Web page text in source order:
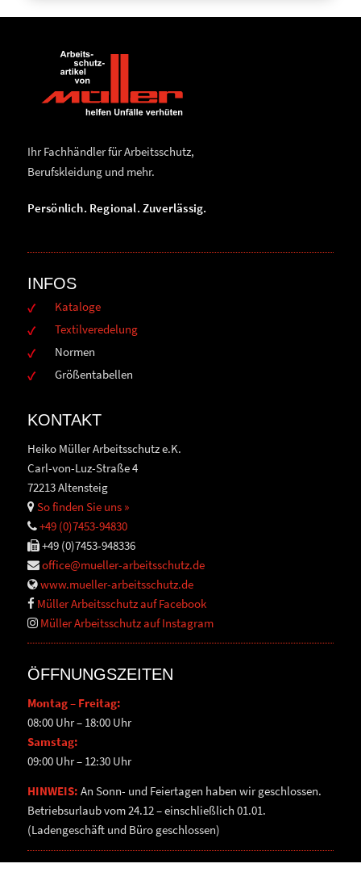
Ihr Fachhändler für Arbeitsschutz,
Berufskleidung und mehr.
Persönlich. Regional. Zuverlässig.
INFOS
Kataloge
Textilveredelung
Normen
Größentabellen
KONTAKT
Heiko Müller Arbeitsschutz e.K.
Carl-von-Luz-Straße 4
72213 Altensteig
So finden Sie uns »
+49 (0)7453-94830
+49 (0)7453-948336
office@mueller-arbeitsschutz.de
www.mueller-arbeitsschutz.de
Müller Arbeitsschutz auf Facebook
Müller Arbeitsschutz auf Instagram
ÖFFNUNGSZEITEN
Montag – Freitag:
08:00 Uhr – 18:00 Uhr
Samstag:
09:00 Uhr – 12:30 Uhr
HINWEIS: An Sonn- und Feiertagen haben wir geschlossen.
Betriebsurlaub vom 24.12 – einschließlich 01.01.
(Ladengeschäft und Büro geschlossen)